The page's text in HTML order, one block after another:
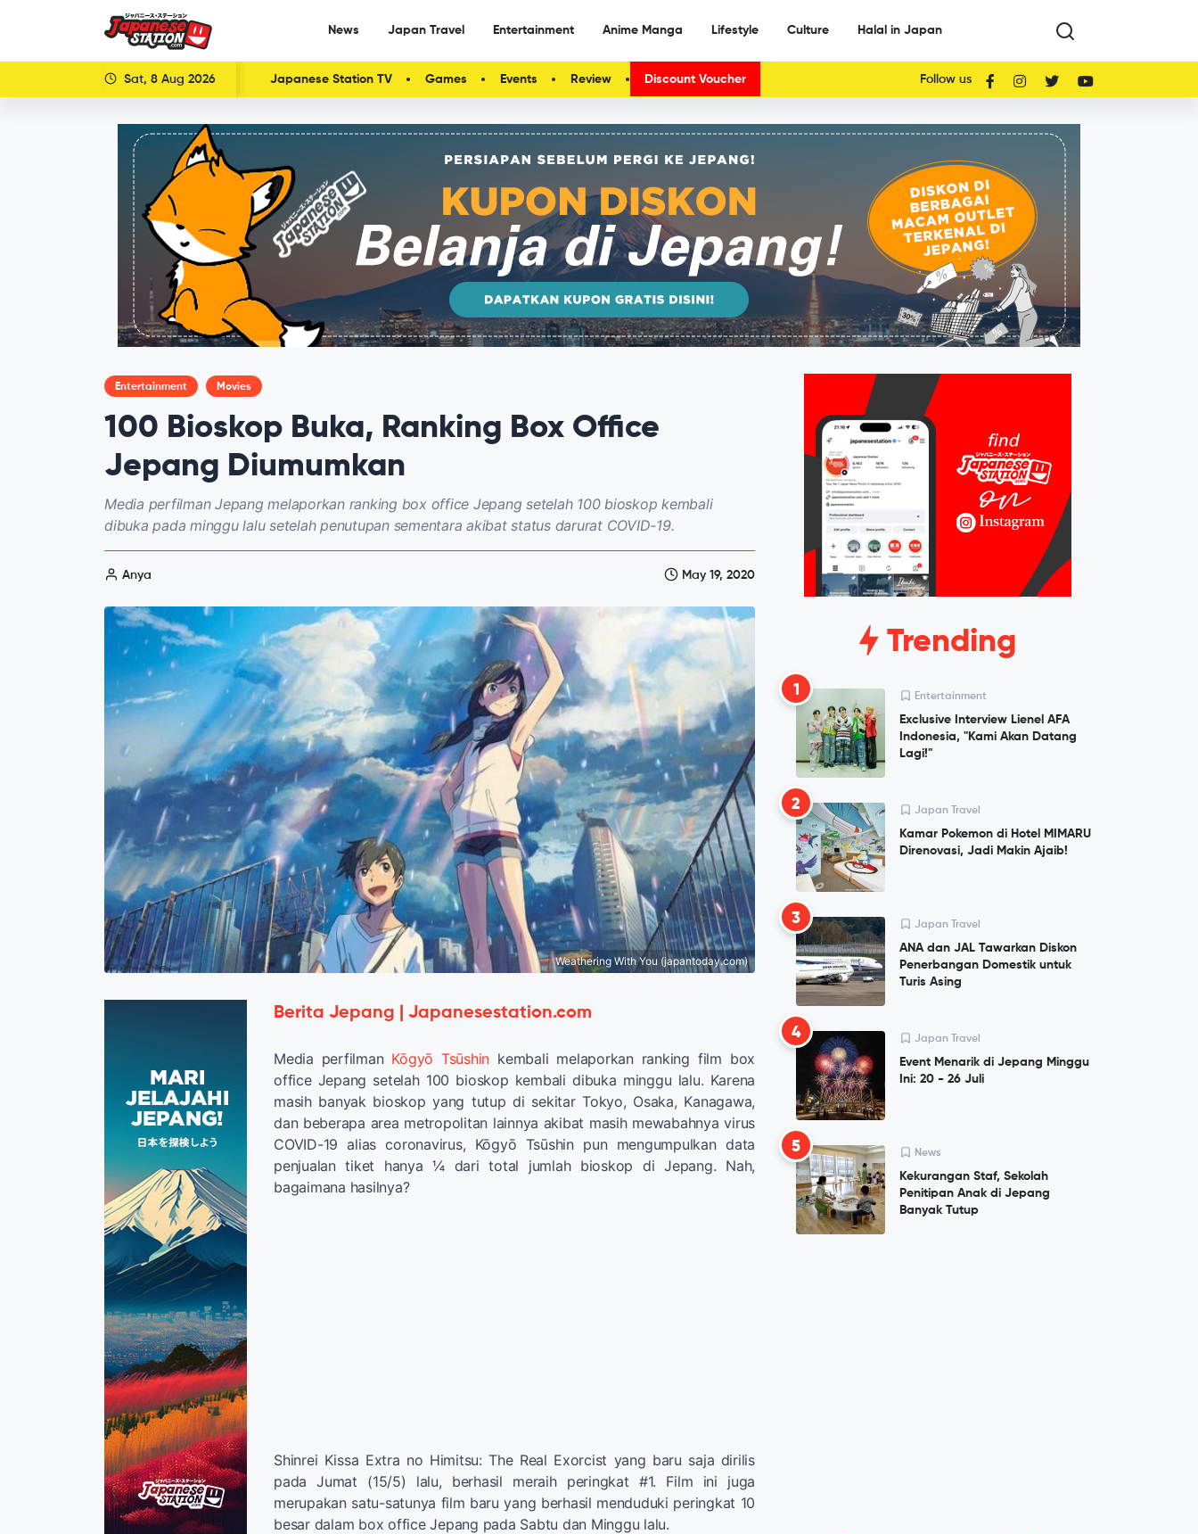
News Japan Travel Entertainment Anime Manga Lifestyle Culture Halal in Japan
Sat, 8 Aug 2026 Japanese Station TV Games Events Review Discount Voucher Follow us
Entertainment Movies
100 Bioskop Buka, Ranking Box Office
Jepang Diumumkan
Media perfilman Jepang melaporkan ranking box office Jepang setelah 100 bioskop kembali
dibuka pada minggu lalu setelah penutupan sementara akibat status darurat COVID-19.
Anya May 19, 2020
Weathering With You (japantoday.com)
Berita Jepang | Japanesestation.com
Media perfilman Kōgyō Tsūshin kembali melaporkan ranking film box
office Jepang setelah 100 bioskop kembali dibuka minggu lalu. Karena
masih banyak bioskop yang tutup di sekitar Tokyo, Osaka, Kanagawa,
dan beberapa area metropolitan lainnya akibat masih mewabahnya virus
COVID-19 alias coronavirus, Kōgyō Tsūshin pun mengumpulkan data
penjualan tiket hanya ¼ dari total jumlah bioskop di Jepang. Nah,
bagaimana hasilnya?
Shinrei Kissa Extra no Himitsu: The Real Exorcist yang baru saja dirilis
pada Jumat (15/5) lalu, berhasil meraih peringkat #1. Film ini juga
merupakan satu-satunya film baru yang berhasil menduduki peringkat 10
besar dalam box office Jepang pada Sabtu dan Minggu lalu.
Trending
1 Entertainment
Exclusive Interview Lienel AFA
Indonesia, "Kami Akan Datang
Lagi!"
2 Japan Travel
Kamar Pokemon di Hotel MIMARU
Direnovasi, Jadi Makin Ajaib!
3 Japan Travel
ANA dan JAL Tawarkan Diskon
Penerbangan Domestik untuk
Turis Asing
4 Japan Travel
Event Menarik di Jepang Minggu
Ini: 20 - 26 Juli
5 News
Kekurangan Staf, Sekolah
Penitipan Anak di Jepang
Banyak Tutup